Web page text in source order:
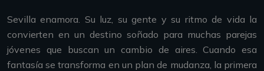
Sevilla enamora. Su luz, su gente y su ritmo de vida la
convierten en un destino soñado para muchas parejas
jóvenes que buscan un cambio de aires. Cuando esa
fantasía se transforma en un plan de mudanza, la primera